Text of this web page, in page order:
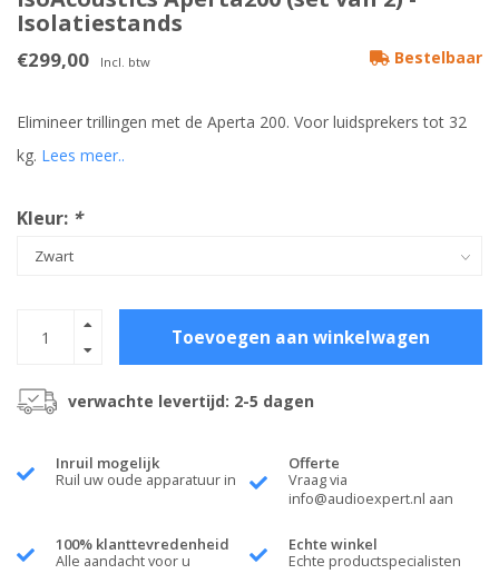
Isolatiestands
€299,00 Incl. btw Bestelbaar
Elimineer trillingen met de Aperta 200. Voor luidsprekers tot 32
kg. Lees meer..
Kleur: *
Toevoegen aan winkelwagen
verwachte levertijd: 2-5 dagen
Inruil mogelijk
Ruil uw oude apparatuur in
Offerte
Vraag via
info@audioexpert.nl aan
100% klanttevredenheid
Alle aandacht voor u
Echte winkel
Echte productspecialisten